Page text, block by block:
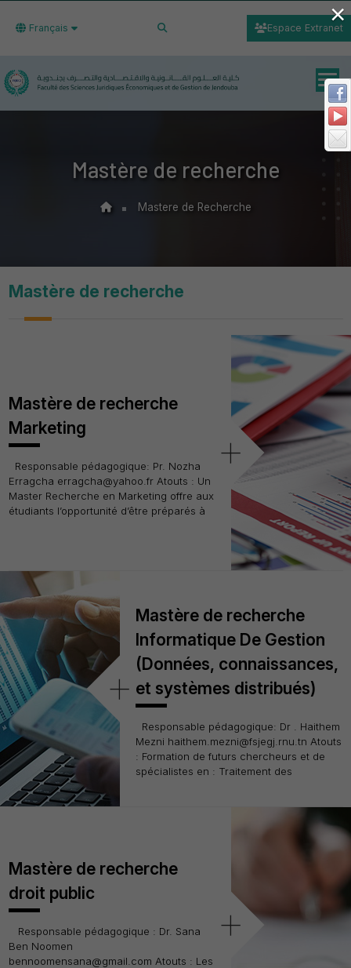
Français Espace Extranet
Mastère de recherche
Mastere de Recherche
Mastère de recherche
Mastère de recherche
Marketing
Responsable pédagogique: Pr. Nozha
Erragcha erragcha@yahoo.fr Atouts : Un
Master Recherche en Marketing offre aux
étudiants l’opportunité d’être préparés à
+
Mastère de recherche
Informatique De Gestion
(Données, connaissances,
et systèmes distribués)
Responsable pédagogique: Dr . Haithem
Mezni haithem.mezni@fsjegj.rnu.tn Atouts
: Formation de futurs chercheurs et de
spécialistes en : Traitement des
+
Mastère de recherche
droit public
Responsable pédagogique : Dr. Sana
Ben Noomen
bennoomensana@gmail.com Atouts : Les
+
×